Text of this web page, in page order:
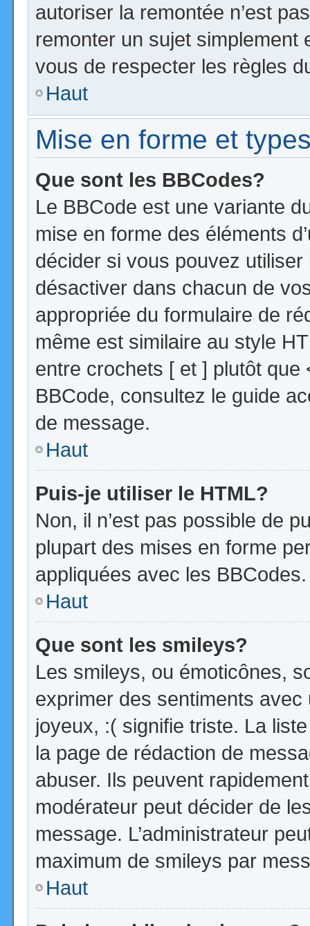
autoriser la remontée n’est
remonter un sujet
vous de respecter les règles
Haut
Mise en forme et
Que sont les BBCodes?
Le BBCode est une variante
mise en forme des éléments
décider si vous pouvez
désactiver dans chacun de
appropriée du formulaire de
même est similaire au style
entre crochets [ et ] plutôt que
BBCode, consultez le guide
de message.
Haut
Puis-je utiliser le HTML?
Non, il n’est pas possible de
plupart des mises en forme
appliquées avec les BBCodes.
Haut
Que sont les smileys?
Les smileys, ou émoticônes,
exprimer des sentiments
joyeux, :( signifie triste. La
la page de rédaction de
abuser. Ils peuvent
modérateur peut décider de
message. L’administrateur
maximum de smileys par
Haut